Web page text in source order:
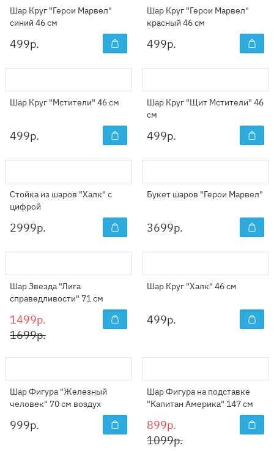
Шар Круг "Герои Марвел"
синий 46 см
499р.
Шар Круг "Герои Марвел"
красный 46 см
499р.
Шар Круг "Мстители" 46 см
499р.
Шар Круг "Щит Мстители" 46
см
499р.
Стойка из шаров "Халк" с
цифрой
2999р.
Букет шаров "Герои Марвел"
3699р.
Шар Звезда "Лига
справедливости" 71 см
1499р.
1699р.
Шар Круг "Халк" 46 см
499р.
Шар Фигура "Железный
человек" 70 см воздух
999р.
Шар Фигура на подставке
"Капитан Америка" 147 см
899р.
1099р.